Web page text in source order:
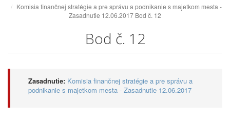
Komisia finančnej stratégie a pre správu a podnikanie s majetkom mesta -
Zasadnutie 12.06.2017 Bod č. 12
Bod č. 12
Zasadnutie: Komisia finančnej stratégie a pre správu a
podnikanie s majetkom mesta - Zasadnutie 12.06.2017